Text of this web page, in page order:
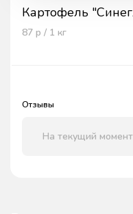
Картофель
87 р / 1 кг
Отзывы
На текущий